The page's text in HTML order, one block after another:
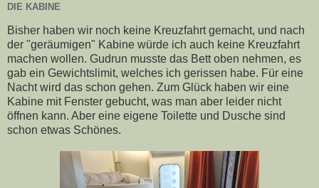
DIE KABINE
Bisher haben wir noch keine Kreuzfahrt gemacht, und nach
der "geräumigen" Kabine würde ich auch keine Kreuzfahrt
machen wollen. Gudrun musste das Bett oben nehmen, es
gab ein Gewichtslimit, welches ich gerissen habe. Für eine
Nacht wird das schon gehen. Zum Glück haben wir eine
Kabine mit Fenster gebucht, was man aber leider nicht
öffnen kann. Aber eine eigene Toilette und Dusche sind
schon etwas Schönes.